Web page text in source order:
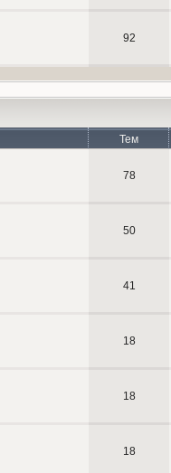
92
Тем
78
50
41
18
18
18